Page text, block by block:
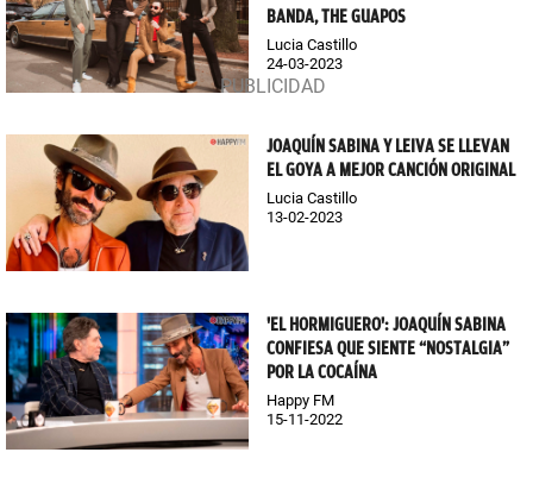
BANDA, THE GUAPOS
Lucia Castillo
24-03-2023
JOAQUÍN SABINA Y LEIVA SE LLEVAN
EL GOYA A MEJOR CANCIÓN ORIGINAL
Lucia Castillo
13-02-2023
'EL HORMIGUERO': JOAQUÍN SABINA
CONFIESA QUE SIENTE “NOSTALGIA”
POR LA COCAÍNA
Happy FM
15-11-2022